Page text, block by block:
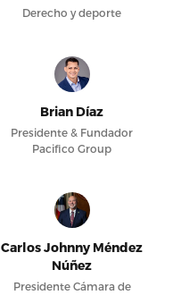
Derecho y deporte
Brian Díaz
Presidente & Fundador
Pacifico Group
Carlos Johnny Méndez
Núñez
Presidente Cámara de